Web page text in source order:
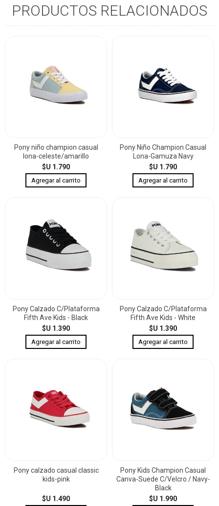
PRODUCTOS RELACIONADOS
Pony niño champion casual
lona-celeste/amarillo
$U 1.790
Pony Niño Champion Casual
Lona-Gamuza Navy
$U 1.790
Pony Calzado C/Plataforma
Fifth Ave Kids - Black
$U 1.390
Pony Calzado C/Plataforma
Fifth Ave Kids - White
$U 1.390
Pony calzado casual classic
kids-pink
$U 1.490
Pony Kids Champion Casual
Canva-Suede C/Velcro / Navy-
Black
$U 1.990